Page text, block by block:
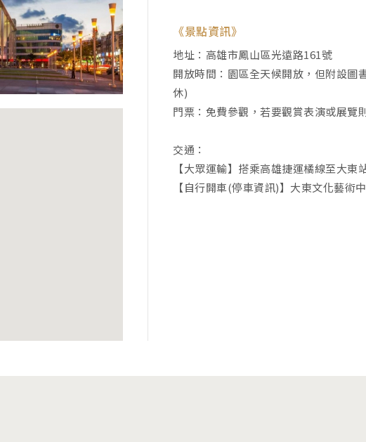
《景點資訊》
地址：高雄市鳳山區光遠路161號
開放時間：園區全天候開放，但附設圖
休)
門票：免費參觀，若要觀賞表演或展覽
交通：
【大眾運輸】搭乘高雄捷運橘線至大東
【自行開車(停車資訊)】大東文化藝術